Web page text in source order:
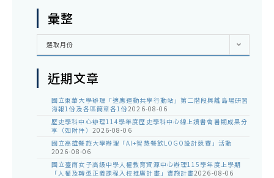
彙整
彙
選取月份
近期文章
國立東華大學辦理「適應運動共學行動站」第二階段與離島場研習
海報1份及各區簡章各1份2026-08-06
歷史學科中心辦理114學年度歷史學科中心線上讀書會暑期成果分
享（如附件） 2026-08-06
國立高雄餐旅大學辦理「AI+智慧餐飲LOGO設計競賽」活動
2026-08-06
國立臺南女子高級中學人權教育資源中心辦理115學年度上學期
「人權及轉型正義課程入校推廣計畫」實施計畫2026-08-06